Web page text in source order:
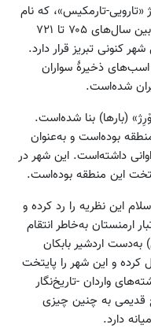
«تارویی-تارمکیس»، که نام
آن در کتیبهٔ سارگن دوم -پادشاه آشور در بین سال‌های ۷۰۵ تا ۷۲۱
کنونی تبریز قرار دارد.
اسب‌های ذخیرهٔ سواران
شده‌است.
(بارها) بنا شده‌است.
منطقه بوده‌است و به‌عنوان
داشته‌است. این شهر در
این منطقه بوده‌است.
این نظریه را رد کرده و
ارمنستان به‌خاطر انتقام
به‌دست اردشیر بابکان
کرده و این شهر را پایتخت
واردان -تاریخ‌نگار
قدیمی به چنین چیزی
دارد.